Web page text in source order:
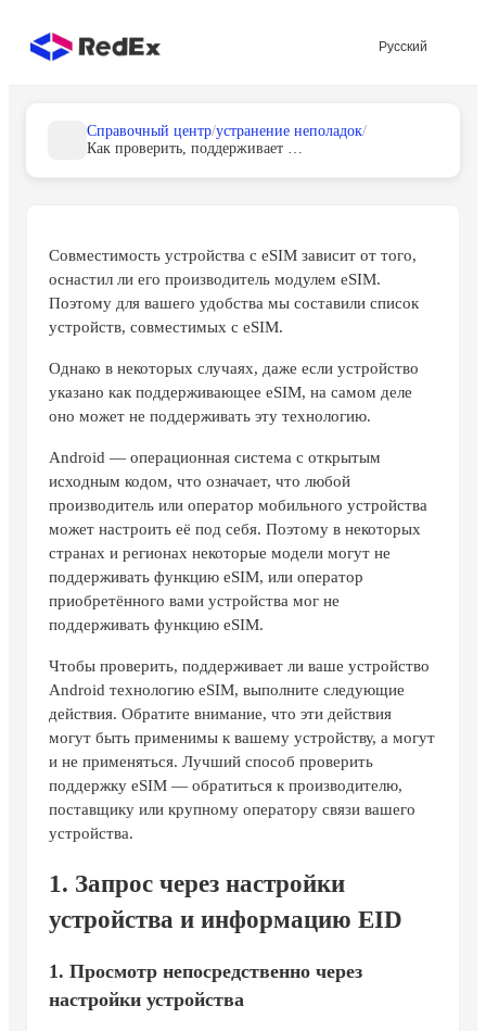
Русский
Справочный центр/устранение неполадок/
Как проверить, поддерживает ли ваше устройство Android eSIM?
Совместимость устройства с eSIM зависит от того,
оснастил ли его производитель модулем eSIM.
Поэтому для вашего удобства мы составили список
устройств, совместимых с eSIM.
Однако в некоторых случаях, даже если устройство
указано как поддерживающее eSIM, на самом деле
оно может не поддерживать эту технологию.
Android — операционная система с открытым
исходным кодом, что означает, что любой
производитель или оператор мобильного устройства
может настроить её под себя. Поэтому в некоторых
странах и регионах некоторые модели могут не
поддерживать функцию eSIM, или оператор
приобретённого вами устройства мог не
поддерживать функцию eSIM.
Чтобы проверить, поддерживает ли ваше устройство
Android технологию eSIM, выполните следующие
действия. Обратите внимание, что эти действия
могут быть применимы к вашему устройству, а могут
и не применяться. Лучший способ проверить
поддержку eSIM — обратиться к производителю,
поставщику или крупному оператору связи вашего
устройства.
1. Запрос через настройки
устройства и информацию EID
1. Просмотр непосредственно через
настройки устройства